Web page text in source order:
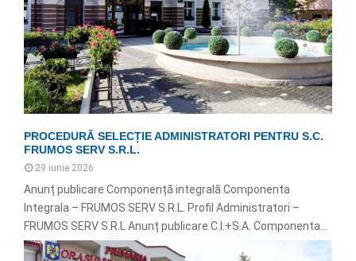
PROCEDURĂ SELECȚIE ADMINISTRATORI PENTRU S.C.
FRUMOS SERV S.R.L.
29 iunie 2026
Anunț publicare Componență integrală Componenta
Integrala – FRUMOS SERV S.R.L. Profil Administratori –
FRUMOS SERV S.R.L Anunț publicare C.I.+S.A. Componenta...